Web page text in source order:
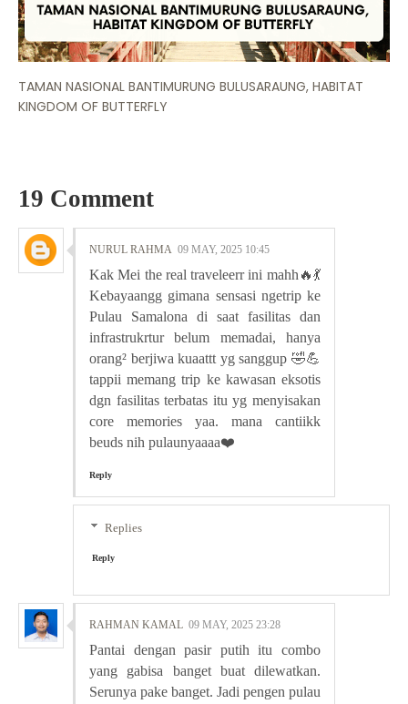
TAMAN NASIONAL BANTIMURUNG BULUSARAUNG, HABITAT
KINGDOM OF BUTTERFLY
19 Comment
NURUL RAHMA 09 MAY, 2025 10:45
Kak Mei the real traveleerr ini mahh🔥💃
Kebayaangg gimana sensasi ngetrip ke
Pulau Samalona di saat fasilitas dan
infrastrukrtur belum memadai, hanya
orang² berjiwa kuaattt yg sanggup 🤣💪
tappii memang trip ke kawasan eksotis
dgn fasilitas terbatas itu yg menyisakan
core memories yaa. mana cantiikk
beuds nih pulaunyaaaa❤️
Reply
Replies
Reply
RAHMAN KAMAL 09 MAY, 2025 23:28
Pantai dengan pasir putih itu combo
yang gabisa banget buat dilewatkan.
Serunya pake banget. Jadi pengen pulau